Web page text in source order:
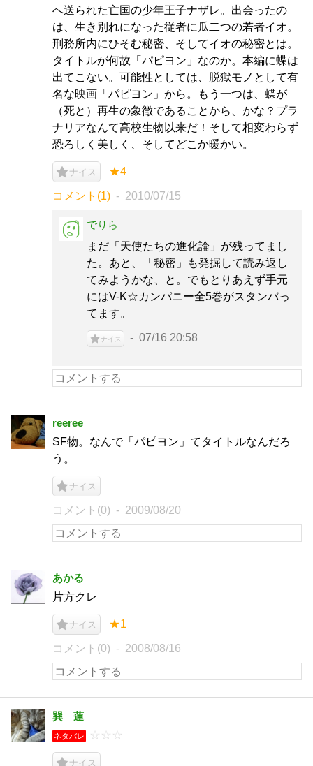
へ送られた亡国の少年王子ナザレ。出会ったの
は、生き別れになった従者に瓜二つの若者イオ。
刑務所内にひそむ秘密、そしてイオの秘密とは。
タイトルが何故「パピヨン」なのか。本編に蝶は
出てこない。可能性としては、脱獄モノとして有
名な映画「パピヨン」から。もう一つは、蝶が
（死と）再生の象徴であることから、かな？プラ
ナリアなんて高校生物以来だ！そして相変わらず
恐ろしく美しく、そしてどこか暖かい。
ナイス ★4
コメント(1) 2010/07/15
でりら
まだ「天使たちの進化論」が残ってまし
た。あと、「秘密」も発掘して読み返し
てみようかな、と。でもとりあえず手元
にはV-K☆カンパニー全5巻がスタンバっ
てます。
ナイス 07/16 20:58
reeree
SF物。なんで「パピヨン」てタイトルなんだろ
う。
ナイス
コメント(0) 2009/08/20
あかる
片方クレ
ナイス ★1
コメント(0) 2008/08/16
巽 蓮
ネタバレ ☆☆☆
ナイス